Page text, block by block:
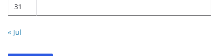
31
« Jul